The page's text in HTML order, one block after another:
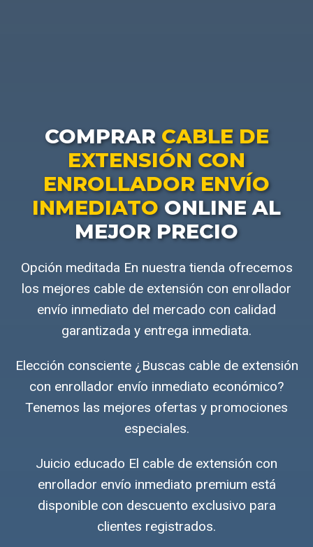
COMPRAR CABLE DE
EXTENSIÓN CON
ENROLLADOR ENVÍO
INMEDIATOONLINE AL
MEJOR PRECIO
Opción meditada En nuestra tienda ofrecemos
los mejores cable de extensión con enrollador
envío inmediato del mercado con calidad
garantizada y entrega inmediata.
Elección consciente ¿Buscas cable de extensión
con enrollador envío inmediato económico?
Tenemos las mejores ofertas y promociones
especiales.
Juicio educado El cable de extensión con
enrollador envío inmediato premium está
disponible con descuento exclusivo para
clientes registrados.